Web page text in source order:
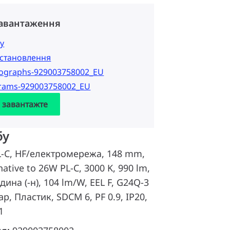
929003758002_EU
929003758002_EU
завантажте
C, HF/електромережа, 148 mm,
to 26W PL-C, 3000 K, 990 lm,
(-н), 104 lm/W, EEL F, G24Q-3
Пластик, SDCM 6, PF 0.9, IP20,